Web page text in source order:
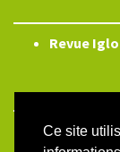
Ce site
Revue